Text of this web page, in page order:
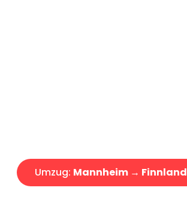
Umzug: Mannheim → Finnland